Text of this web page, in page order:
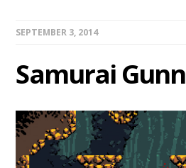
SEPTEMBER 3, 2014
Samurai Gunn